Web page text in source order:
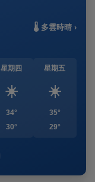
🌡️ 多雲時晴 ›
星期四
☀️
34°
30°
星期五
☀️
35°
29°